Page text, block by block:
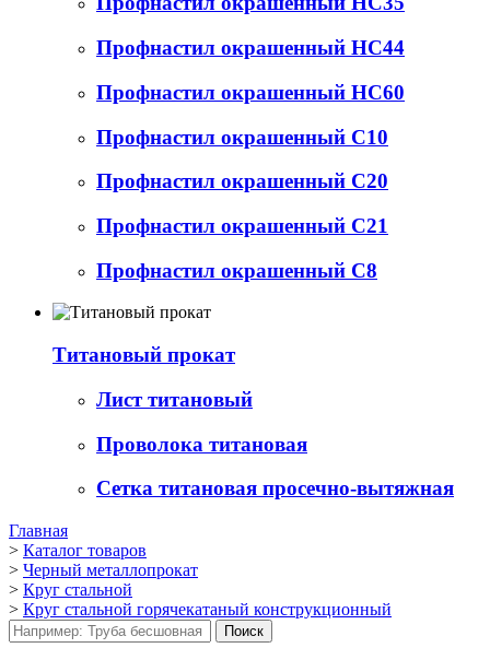
Профнастил окрашенный НС44
Профнастил окрашенный НС60
Профнастил окрашенный С10
Профнастил окрашенный С20
Профнастил окрашенный С21
Профнастил окрашенный С8
Титановый прокат
Лист титановый
Проволока титановая
Сетка титановая просечно-вытяжная
Главная
> Каталог товаров
> Черный металлопрокат
> Круг стальной
> Круг стальной горячекатаный конструкционный